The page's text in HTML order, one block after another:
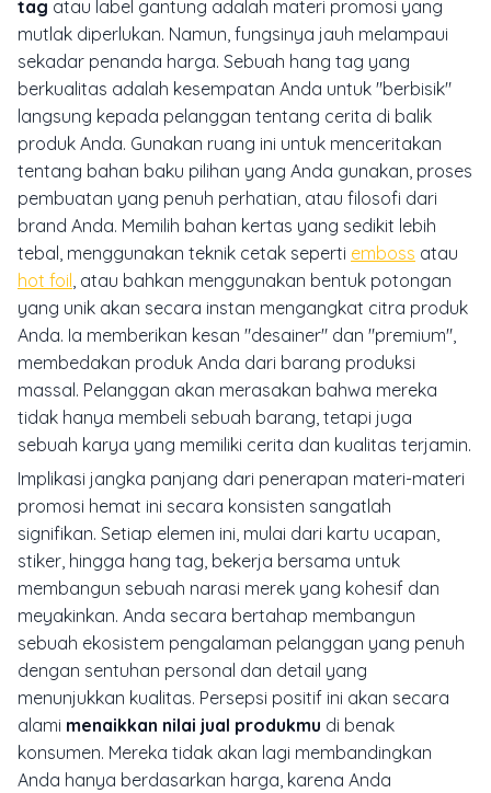
tag atau label gantung adalah materi promosi yang
mutlak diperlukan. Namun, fungsinya jauh melampaui
sekadar penanda harga. Sebuah hang tag yang
berkualitas adalah kesempatan Anda untuk "berbisik"
langsung kepada pelanggan tentang cerita di balik
produk Anda. Gunakan ruang ini untuk menceritakan
tentang bahan baku pilihan yang Anda gunakan, proses
pembuatan yang penuh perhatian, atau filosofi dari
brand Anda. Memilih bahan kertas yang sedikit lebih
tebal, menggunakan teknik cetak seperti emboss atau
hot foil , atau bahkan menggunakan bentuk potongan
yang unik akan secara instan mengangkat citra produk
Anda. Ia memberikan kesan "desainer" dan "premium",
membedakan produk Anda dari barang produksi
massal. Pelanggan akan merasakan bahwa mereka
tidak hanya membeli sebuah barang, tetapi juga
sebuah karya yang memiliki cerita dan kualitas terjamin.
Implikasi jangka panjang dari penerapan materi-materi
promosi hemat ini secara konsisten sangatlah
signifikan. Setiap elemen ini, mulai dari kartu ucapan,
stiker, hingga hang tag, bekerja bersama untuk
membangun sebuah narasi merek yang kohesif dan
meyakinkan. Anda secara bertahap membangun
sebuah ekosistem pengalaman pelanggan yang penuh
dengan sentuhan personal dan detail yang
menunjukkan kualitas. Persepsi positif ini akan secara
alami menaikkan nilai jual produkmu di benak
konsumen. Mereka tidak akan lagi membandingkan
Anda hanya berdasarkan harga, karena Anda